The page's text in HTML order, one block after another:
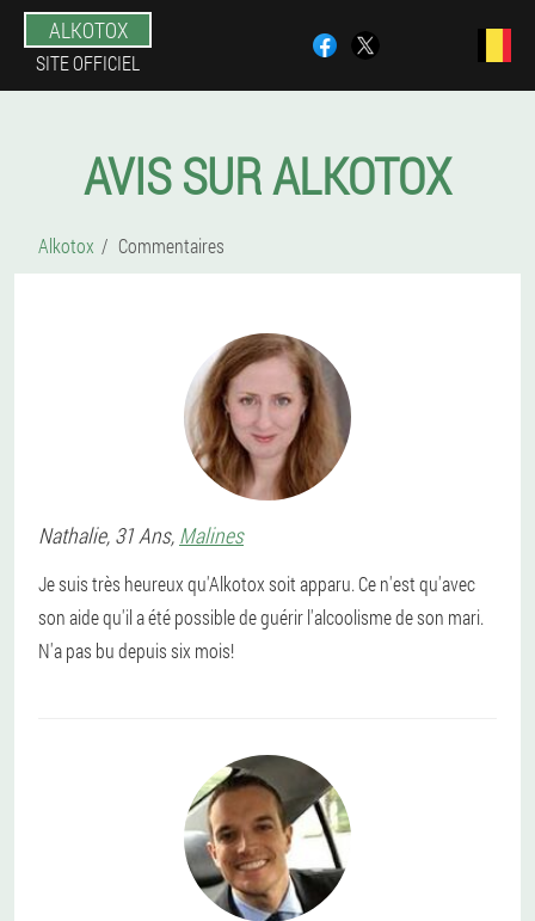
ALKOTOX
SITE OFFICIEL
AVIS SUR ALKOTOX
Alkotox Commentaires
Nathalie, 31 Ans, Malines
Je suis très heureux qu'Alkotox soit apparu. Ce n'est qu'avec
son aide qu'il a été possible de guérir l'alcoolisme de son mari.
N'a pas bu depuis six mois!